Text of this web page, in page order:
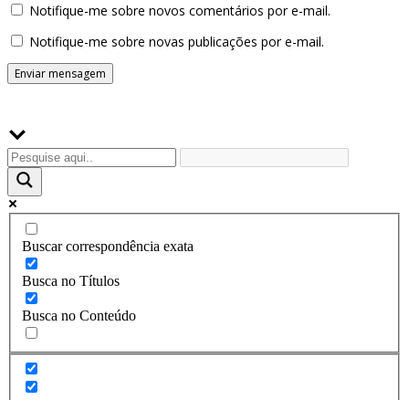
Notifique-me sobre novos comentários por e-mail.
Notifique-me sobre novas publicações por e-mail.
Buscar correspondência exata
Busca no Títulos
Busca no Conteúdo